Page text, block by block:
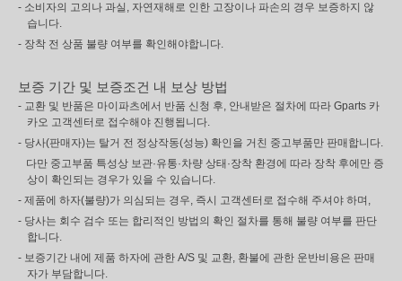
- 소비자의 고의나 과실, 자연재해로 인한 고장이나 파손의 경우 보증하지 않
습니다.
- 장착 전 상품 불량 여부를 확인해야합니다.
보증 기간 및 보증조건 내 보상 방법
- 교환 및 반품은 마이파츠에서 반품 신청 후, 안내받은 절차에 따라 Gparts 카
카오 고객센터로 접수해야 진행됩니다.
- 당사(판매자)는 탈거 전 정상작동(성능) 확인을 거친 중고부품만 판매합니다.
다만 중고부품 특성상 보관·유통·차량 상태·장착 환경에 따라 장착 후에만 증
상이 확인되는 경우가 있을 수 있습니다.
- 제품에 하자(불량)가 의심되는 경우, 즉시 고객센터로 접수해 주셔야 하며,
- 당사는 회수 검수 또는 합리적인 방법의 확인 절차를 통해 불량 여부를 판단
합니다.
- 보증기간 내에 제품 하자에 관한 A/S 및 교환, 환불에 관한 운반비용은 판매
자가 부담합니다.